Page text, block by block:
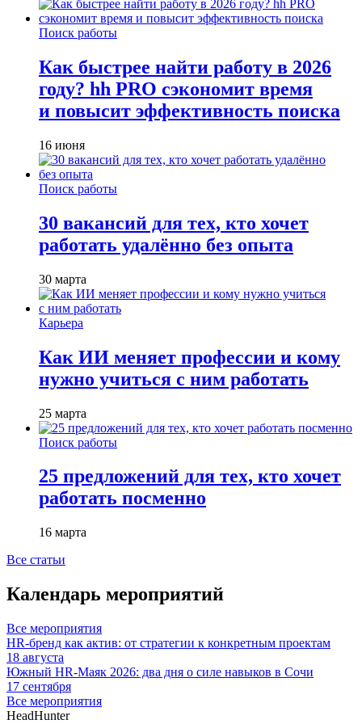
Поиск работы
Как быстрее найти работу в 2026
году? hh PRO сэкономит время
и повысит эффективность поиска
16 июня
Поиск работы
30 вакансий для тех, кто хочет
работать удалённо без опыта
30 марта
Карьера
Как ИИ меняет профессии и кому
нужно учиться с ним работать
25 марта
Поиск работы
25 предложений для тех, кто хочет
работать посменно
16 марта
Все статьи
Календарь мероприятий
Все мероприятия
HR-бренд как актив: от стратегии к конкретным проектам
18 августа
Южный HR-Маяк 2026: два дня о силе навыков в Сочи
17 сентября
Все мероприятия
HeadHunter